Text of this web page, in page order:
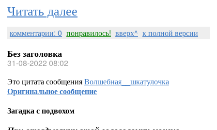
Читать далее
комментарии: 0 понравилось! вверх^ к полной версии
Без заголовка
31-08-2022 08:02
Это цитата сообщенияВолшебная__шкатулочка
Оригинальное сообщение
Загадка с подвохом